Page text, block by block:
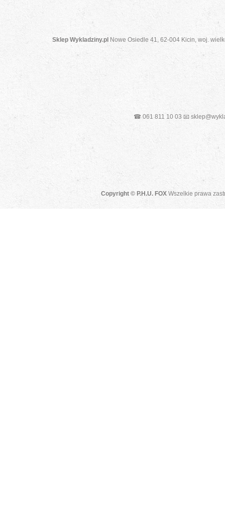
Sklep Wykladziny.pl Nowe Osiedle 41, 62-004 Kicin, woj.
☎ 061 811 10 03 📧
Copyright © P.H.U. FOX Wszelkie prawa